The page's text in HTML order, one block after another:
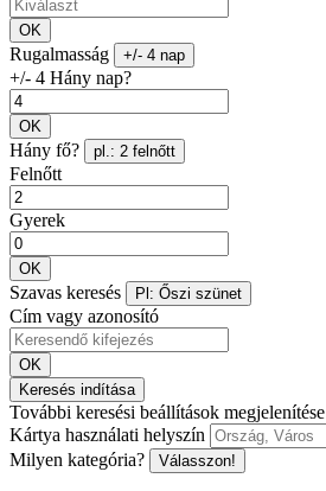
OK
Rugalmasság +/- 4 nap
+/- 4 Hány nap?
OK
Hány fő? pl.: 2 felnőtt
Felnőtt
Gyerek
OK
Szavas keresés Pl: Őszi szünet
Cím vagy azonosító
OK
Keresés indítása
További keresési beállítások megjelenítése
Kártya használati helyszín
Milyen kategória?
Válasszon!